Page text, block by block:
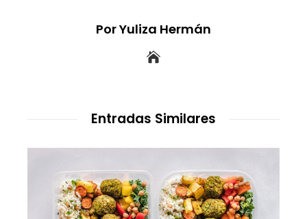
Por Yuliza Hermán
Entradas Similares